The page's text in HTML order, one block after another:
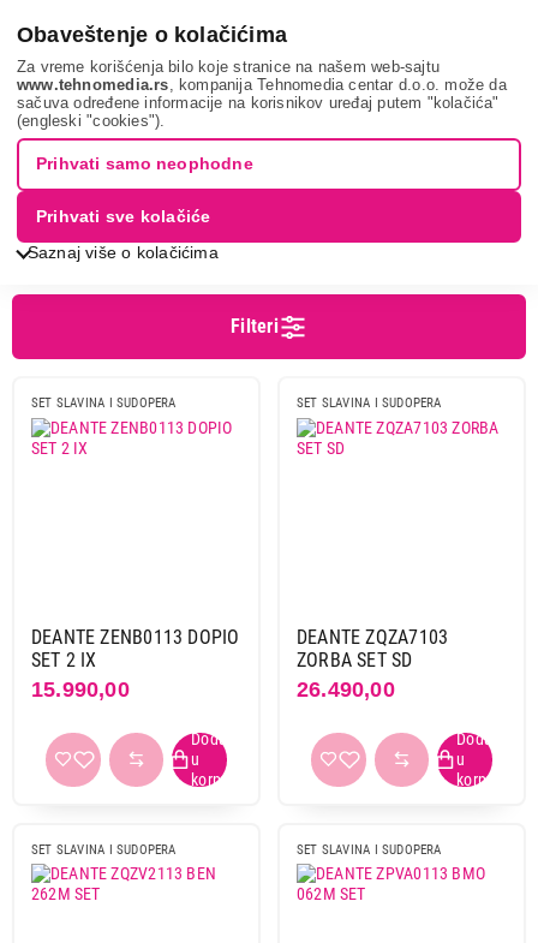
Obaveštenje o kolačićima
Za vreme korišćenja bilo koje stranice na našem web-sajtu
www.tehnomedia.rs , kompanija Tehnomedia centar d.o.o. može da
sačuva određene informacije na korisnikov uređaj putem "kolačića"
(engleski "cookies").
Saznaj više o kolačićima
Prihvati samo neophodne
Prihvati sve kolačiće
Bela tehnika Sudopere i slavine Setovi slavina i sudopera
Cena od Cena do
SETOVI SLAVINA I SUDOPERA
Sortiranje Prikaz
Filteri
SET SLAVINA I SUDOPERA
DEANTE ZENB0113 DOPIO
SET 2 IX
15.990,00
SET SLAVINA I SUDOPERA
DEANTE ZQZA7103
ZORBA SET SD
26.490,00
SET SLAVINA I SUDOPERA SET SLAVINA I SUDOPERA